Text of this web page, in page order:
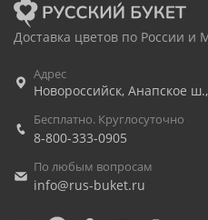
Доставка цветов по России и
Адрес
Новороссийск, Анапское
Бесплатно. Круглосуточно
8-800-333-0905
По любым вопросам
info@rus-buket.ru